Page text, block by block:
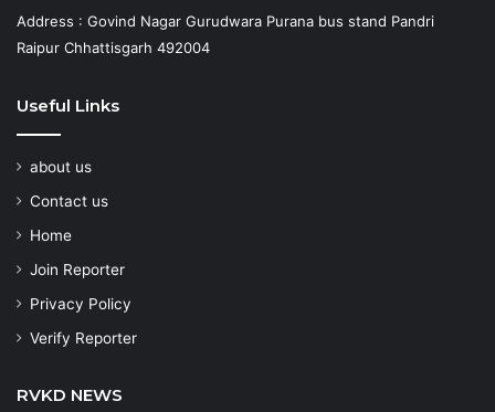
Address : Govind Nagar Gurudwara Purana bus stand Pandri
Raipur Chhattisgarh 492004
Useful Links
about us
Contact us
Home
Join Reporter
Privacy Policy
Verify Reporter
RVKD NEWS